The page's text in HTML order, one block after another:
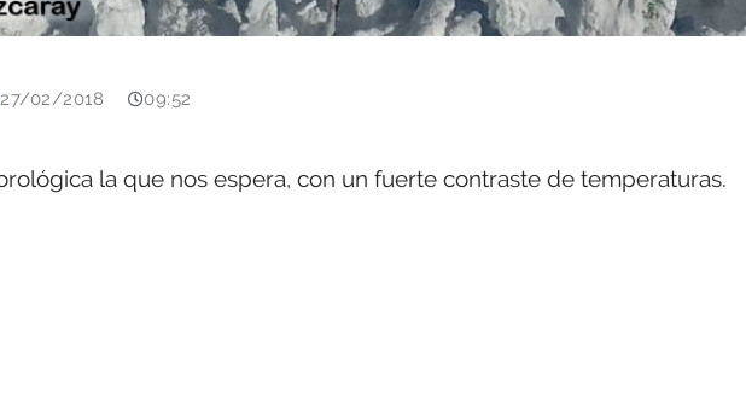
27/02/2018 09:52
la que nos espera, con un fuerte contraste de temperaturas.